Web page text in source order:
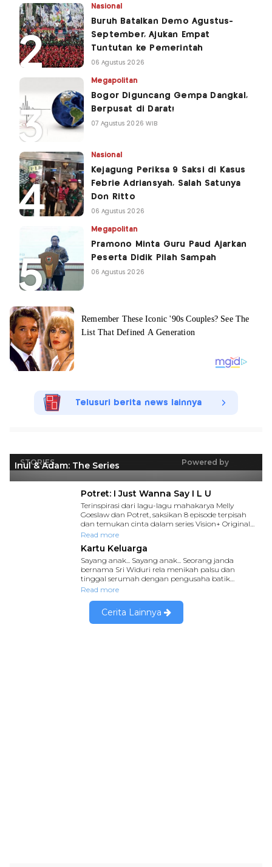
Nasional
Buruh Batalkan Demo Agustus-
September, Ajukan Empat
Tuntutan ke Pemerintah
06 Agustus 2026
Megapolitan
Bogor Diguncang Gempa Dangkal,
Berpusat di Darat!
07 Agustus 2026 WIB
Nasional
Kejagung Periksa 9 Saksi di Kasus
Febrie Adriansyah, Salah Satunya
Don Ritto
06 Agustus 2026
Megapolitan
Pramono Minta Guru Paud Ajarkan
Peserta Didik Pilah Sampah
06 Agustus 2026
Telusuri berita news lainnya